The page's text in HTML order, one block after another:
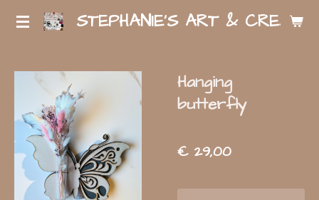
Ga
hoofdinhoud
STEPHANIE'S ART &
Hanging
butterfly
€ 29,00